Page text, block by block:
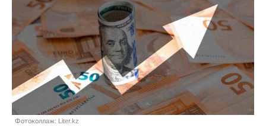
Фотоколлаж: Liter.kz